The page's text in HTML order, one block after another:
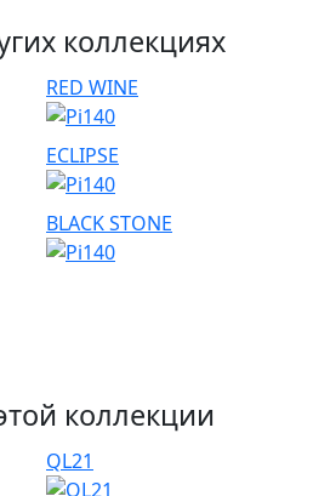
коллекциях
RED WINE
ECLIPSE
BLACK STONE
коллекции
QL21